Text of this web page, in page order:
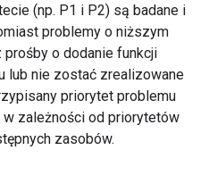
(np. P1 i P2) są badane i
problemy o niższym
o dodanie funkcji
lub nie zostać zrealizowane
priorytet problemu
zależności od priorytetów
zasobów.